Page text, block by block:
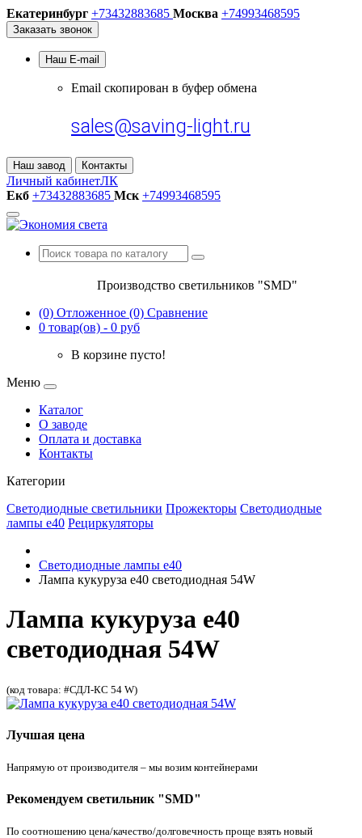
Екатеринбург +73432883685 Москва +74993468595
Заказать звонок
Наш E-mail
Email скопирован в буфер обмена
sales@saving-light.ru
Наш завод Контакты
Личный кабинетЛК
Екб +73432883685 Мск +74993468595
Производство светильников "SMD"
(0) Отложенное (0) Сравнение
0 товар(ов) - 0 руб
В корзине пусто!
Меню
Каталог
О заводе
Оплата и доставка
Контакты
Категории
Светодиодные светильники Прожекторы Светодиодные
лампы е40 Рециркуляторы
Светодиодные лампы е40
Лампа кукуруза e40 светодиодная 54W
Лампа кукуруза e40
светодиодная 54W
(код товара: #СДЛ-КС 54 W)
Лучшая цена
Напрямую от производителя – мы возим контейнерами
Рекомендуем светильник "SMD"
По соотношению цена/качество/долговечность проще взять новый